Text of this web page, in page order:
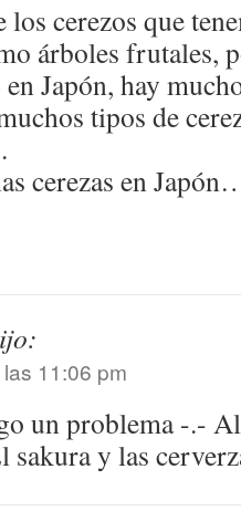
cerezos que
árboles frutales,
Japón, hay
tipos de
cerezas en
11:06 pm
un problema -.-
sakura y las